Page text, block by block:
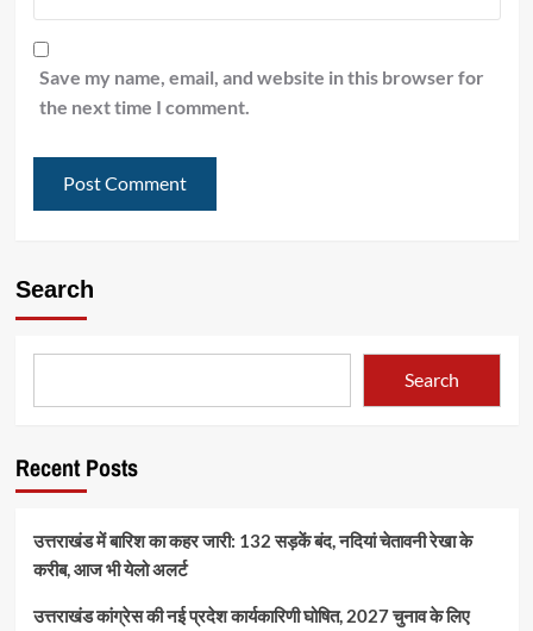
Save my name, email, and website in this browser for
the next time I comment.
Search
Search
Recent Posts
उत्तराखंड में बारिश का कहर जारी: 132 सड़कें बंद, नदियां चेतावनी रेखा के
करीब, आज भी येलो अलर्ट
उत्तराखंड कांग्रेस की नई प्रदेश कार्यकारिणी घोषित, 2027 चुनाव के लिए